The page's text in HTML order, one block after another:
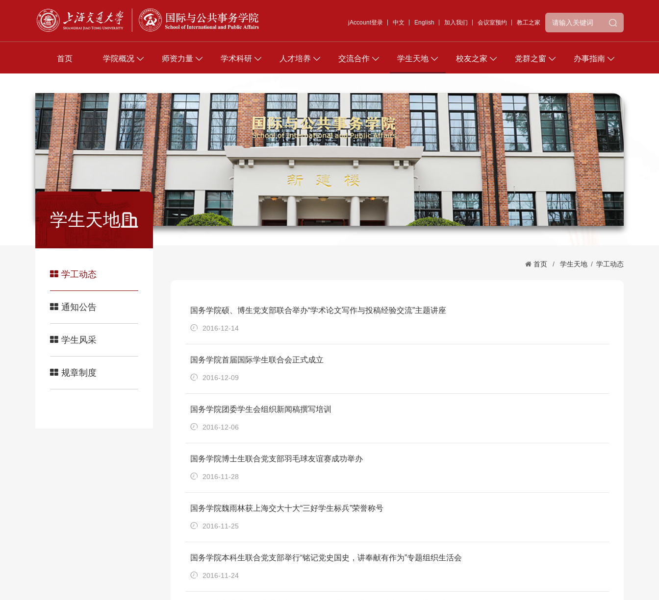
jAccount登录 中文 English 加入我们 会议室预约 教工之家
首页 学院概况 师资力量 学术科研 人才培养 交流合作 学生天地 校友之家 党群之窗 办事指南
学生天地
学工动态
通知公告
学生风采
规章制度
首页 / 学生天地 / 学工动态
国务学院硕、博生党支部联合举办“学术论文写作与投稿经验交流”主题讲座
2016-12-14
国务学院首届国际学生联合会正式成立
2016-12-09
国务学院团委学生会组织新闻稿撰写培训
2016-12-06
国务学院博士生联合党支部羽毛球友谊赛成功举办
2016-11-28
国务学院魏雨林获上海交大十大“三好学生标兵”荣誉称号
2016-11-25
国务学院本科生联合党支部举行“铭记党史国史，讲奉献有作为”专题组织生活会
2016-11-24